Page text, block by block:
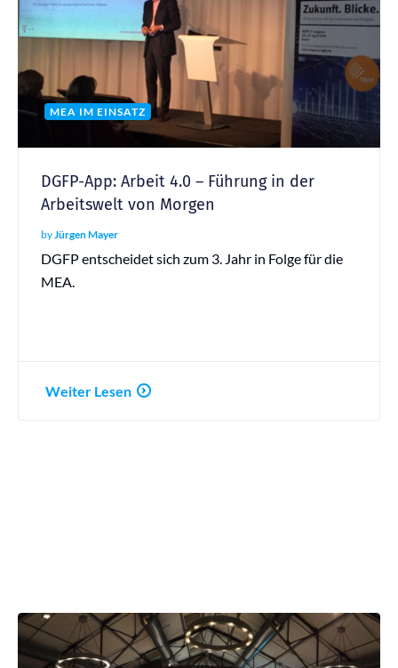
MEA IM EINSATZ
DGFP-App: Arbeit 4.0 – Führung in der
Arbeitswelt von Morgen
by Jürgen Mayer
DGFP entscheidet sich zum 3. Jahr in Folge für die
MEA.
Weiter Lesen